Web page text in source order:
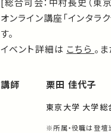
オンライン講座「インタラ
す。
イベント詳細は こちら 。
講師 栗田 佳代子
東京大学 大学総
※所属・役職は登壇